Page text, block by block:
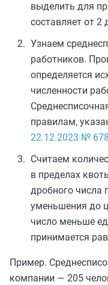
выделить для
составляет от 2
Узнаем
работников.
определяется
численности
правилам,
22.12.2023 № 678
Считаем
в пределах
дробного числа
уменьшения до
число меньше
принимается
Пример.
компании — 205